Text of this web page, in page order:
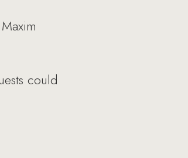
could